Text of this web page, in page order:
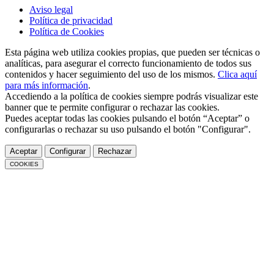
Aviso legal
Política de privacidad
Política de Cookies
Esta página web utiliza cookies propias, que pueden ser técnicas o
analíticas, para asegurar el correcto funcionamiento de todos sus
contenidos y hacer seguimiento del uso de los mismos. Clica aquí
para más información.
Accediendo a la política de cookies siempre podrás visualizar este
banner que te permite configurar o rechazar las cookies.
Puedes aceptar todas las cookies pulsando el botón “Aceptar” o
configurarlas o rechazar su uso pulsando el botón "Configurar".
Aceptar Configurar Rechazar
COOKIES